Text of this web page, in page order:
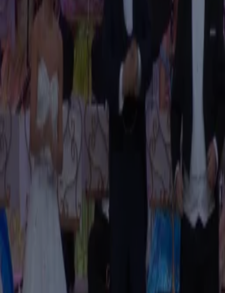
11 juli, 23:15
1:16
WK voorbij voor Marokko na verlies tegen Frankrijk
8 juli, 19:47
Noa Vahle treft Amerikaanse fans van Oranje in Kansas City: wat weten zij écht van het
Oosterhout en Amsterdamse Zomer: veel artiesten gaan over en weer naar meerdere
5 juli, 09:09
2:11
Bruno Mars in de Johan Cruijff Arena: 'Het was fantastisch!'